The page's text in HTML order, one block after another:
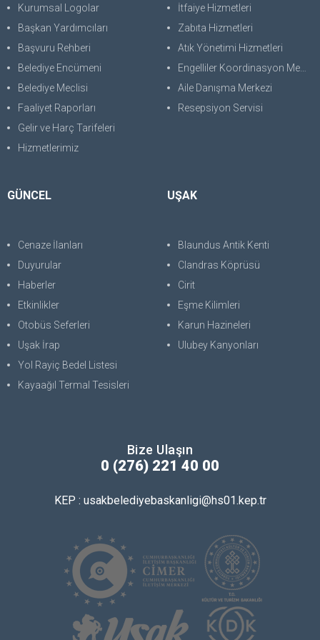
Kurumsal Logolar
Başkan Yardımcıları
Başvuru Rehberi
Belediye Encümeni
Belediye Meclisi
Faaliyet Raporları
Gelir ve Harç Tarifeleri
Hizmetlerimiz
İtfaiye Hizmetleri
Zabıta Hizmetleri
Atık Yönetimi Hizmetleri
Engelliler Koordinasyon Merkezi
Aile Danışma Merkezi
Resepsiyon Servisi
GÜNCEL
Cenaze İlanları
Duyurular
Haberler
Etkinlikler
Otobüs Seferleri
Uşak İrap
Yol Rayiç Bedel Listesi
Kayaağıl Termal Tesisleri
UŞAK
Blaundus Antik Kenti
Clandras Köprüsü
Cirit
Eşme Kilimleri
Karun Hazineleri
Ulubey Kanyonları
Bize Ulaşın
0 (276) 221 40 00
KEP : usakbelediyebaskanligi@hs01.kep.tr